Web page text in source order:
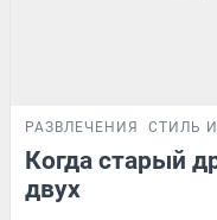
РАЗВЛЕЧЕНИЯ СТИЛЬ
Когда старый
двух